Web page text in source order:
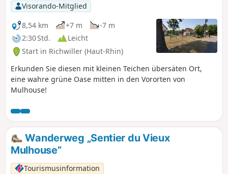
den kühnen Geist der Stadt offenbaren.
Visorando-Mitglied
8,54 km
+7 m
-7 m
2:30 Std.
Leicht
Start in Richwiller (Haut-Rhin)
Erkunden Sie diesen mit kleinen Teichen übersäten Ort,
eine wahre grüne Oase mitten in den Vororten von
Mulhouse!
Wanderweg „Sentier du Vieux
Mulhouse”
Tourismusinformation